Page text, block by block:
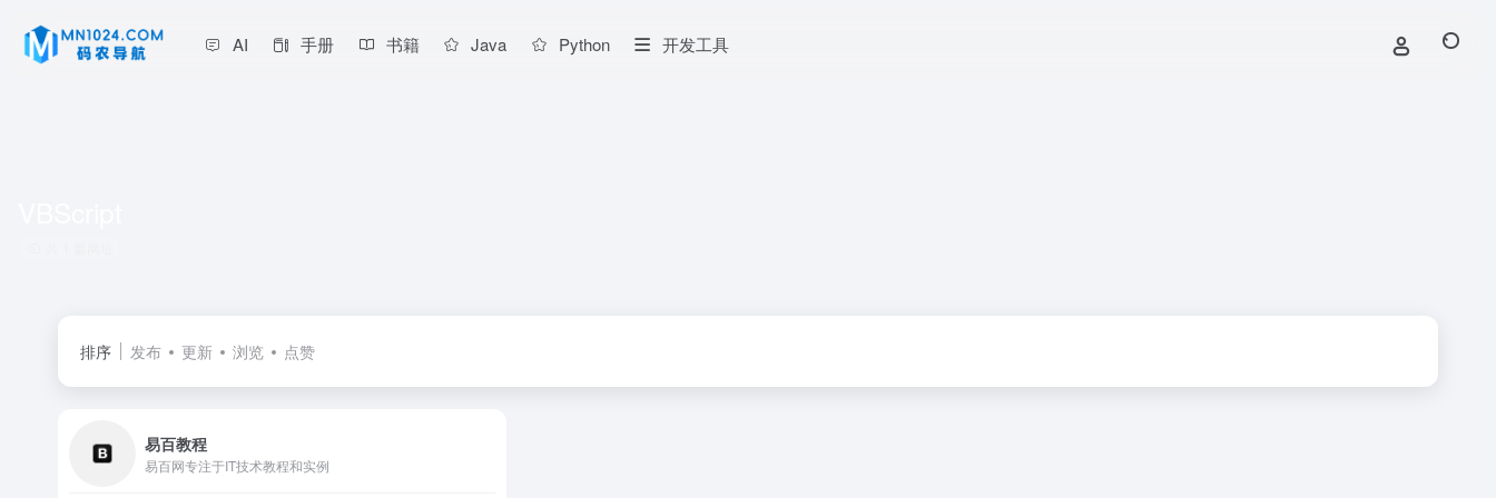
AI 手册 书籍 Java Python 开发工具
排序 发布 更新 浏览 点赞
易百教程
易百网专注于IT技术教程和实例